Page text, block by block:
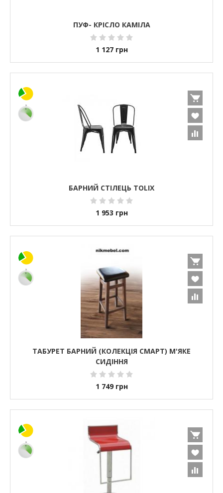
ПУФ- КРІСЛО КАМІЛА
1 127 грн
БАРНИЙ СТІЛЕЦЬ TOLIX
1 953 грн
ТАБУРЕТ БАРНИЙ (КОЛЕКЦІЯ СМАРТ) М'ЯКЕ
СИДІННЯ
1 749 грн